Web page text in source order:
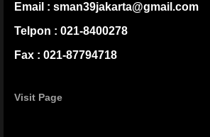
Email : sman39jakarta@gmail.com
Telpon : 021-8400278
Fax : 021-87794718
Visit Page